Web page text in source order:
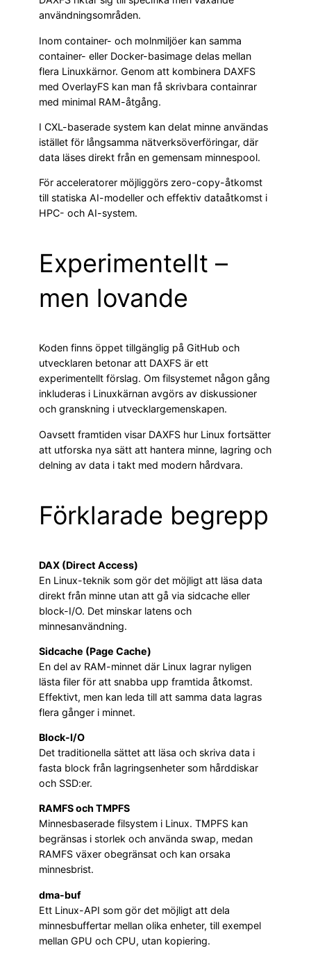
användningsområden.
Inom container- och molnmiljöer kan samma
container- eller Docker-basimage delas mellan
flera Linuxkärnor. Genom att kombinera DAXFS
med OverlayFS kan man få skrivbara containrar
med minimal RAM-åtgång.
I CXL-baserade system kan delat minne användas
istället för långsamma nätverksöverföringar, där
data läses direkt från en gemensam minnespool.
För acceleratorer möjliggörs zero-copy-åtkomst
till statiska AI-modeller och effektiv dataåtkomst i
HPC- och AI-system.
Experimentellt –
men lovande
Koden finns öppet tillgänglig på GitHub och
utvecklaren betonar att DAXFS är ett
experimentellt förslag. Om filsystemet någon gång
inkluderas i Linuxkärnan avgörs av diskussioner
och granskning i utvecklargemenskapen.
Oavsett framtiden visar DAXFS hur Linux fortsätter
att utforska nya sätt att hantera minne, lagring och
delning av data i takt med modern hårdvara.
Förklarade begrepp
DAX (Direct Access)
En Linux-teknik som gör det möjligt att läsa data
direkt från minne utan att gå via sidcache eller
block-I/O. Det minskar latens och
minnesanvändning.
Sidcache (Page Cache)
En del av RAM-minnet där Linux lagrar nyligen
lästa filer för att snabba upp framtida åtkomst.
Effektivt, men kan leda till att samma data lagras
flera gånger i minnet.
Block-I/O
Det traditionella sättet att läsa och skriva data i
fasta block från lagringsenheter som hårddiskar
och SSD:er.
RAMFS och TMPFS
Minnesbaserade filsystem i Linux. TMPFS kan
begränsas i storlek och använda swap, medan
RAMFS växer obegränsat och kan orsaka
minnesbrist.
dma-buf
Ett Linux-API som gör det möjligt att dela
minnesbuffertar mellan olika enheter, till exempel
mellan GPU och CPU, utan kopiering.